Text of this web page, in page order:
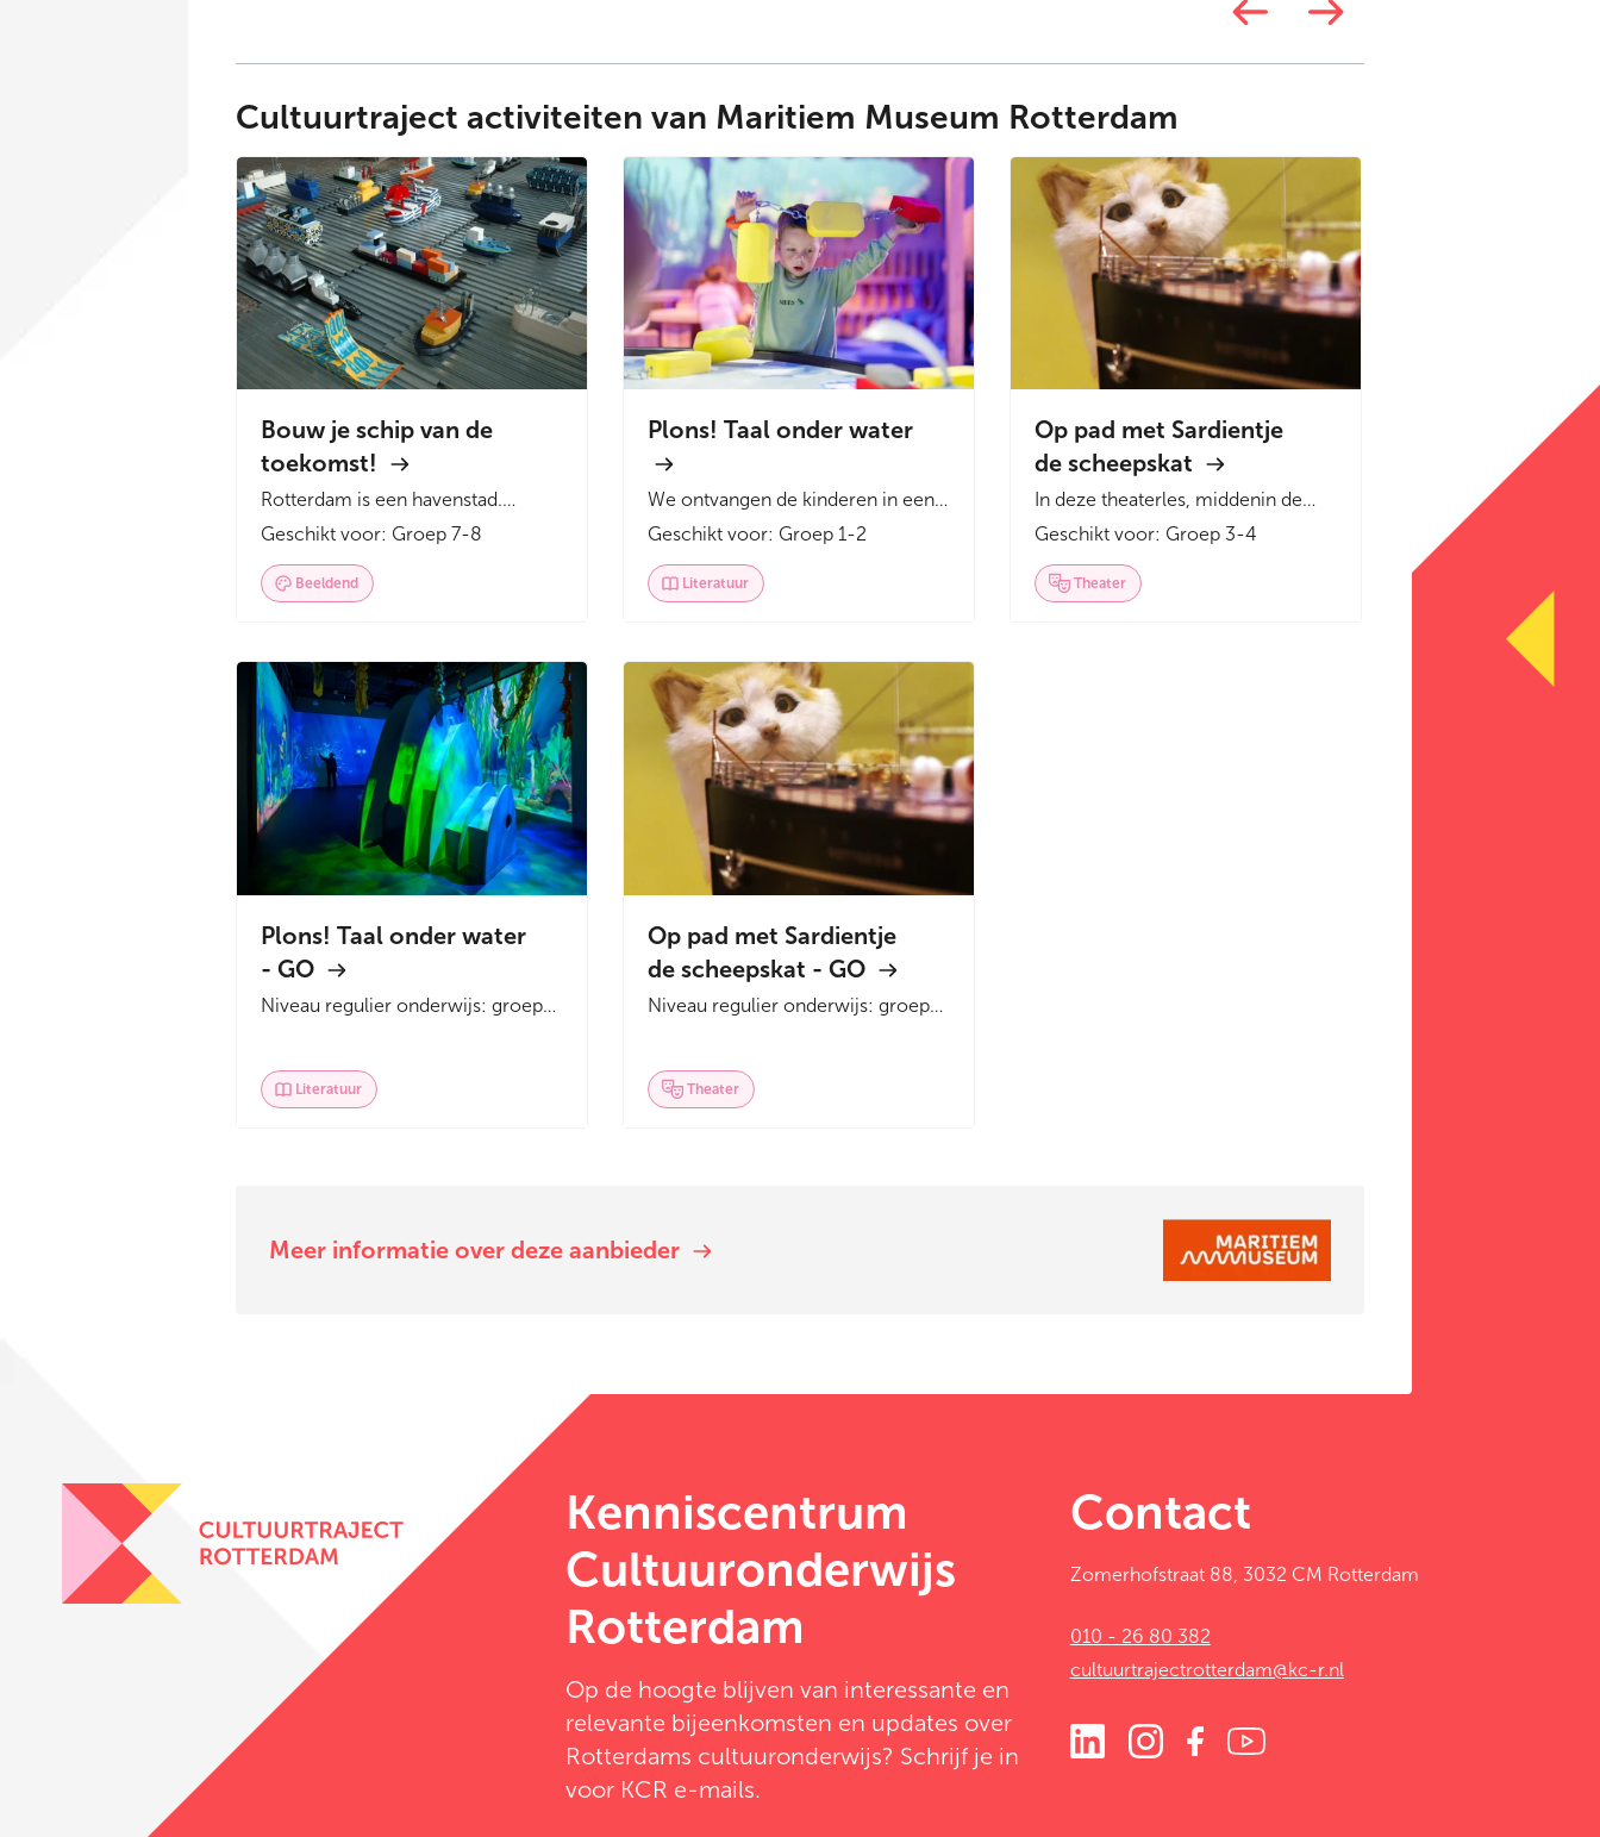
Cultuurtraject activiteiten van Maritiem Museum Rotterdam
Bouw je schip van de
toekomst!
Rotterdam is een havenstad.
Schepen komen en gaan. In alle
programma...
Geschikt voor: Groep 7-8
Beeldend
Plons! Taal onder water
We ontvangen de kinderen in een
prachtige onderwaterwereld,
Geschikt voor: Groep 1-2
Literatuur
Op pad met Sardientje
de scheepskat
In deze theaterles, middenin de
tentoonstelling 'Bestemming
Geschikt voor: Groep 3-4
Theater
Plons! Taal onder water
- GO
Niveau regulier onderwijs: groep
Literatuur
Op pad met Sardientje
de scheepskat - GO
Niveau regulier onderwijs: groep
Theater
Meer informatie over deze aanbieder
Kenniscentrum
Cultuuronderwijs
Rotterdam
Op de hoogte blijven van interessante en
relevante bijeenkomsten en updates over
Rotterdams cultuuronderwijs? Schrijf je in
voor KCR e-mails.
Contact
Zomerhofstraat 88, 3032 CM Rotterdam
010 - 26 80 382
cultuurtrajectrotterdam@kc-r.nl